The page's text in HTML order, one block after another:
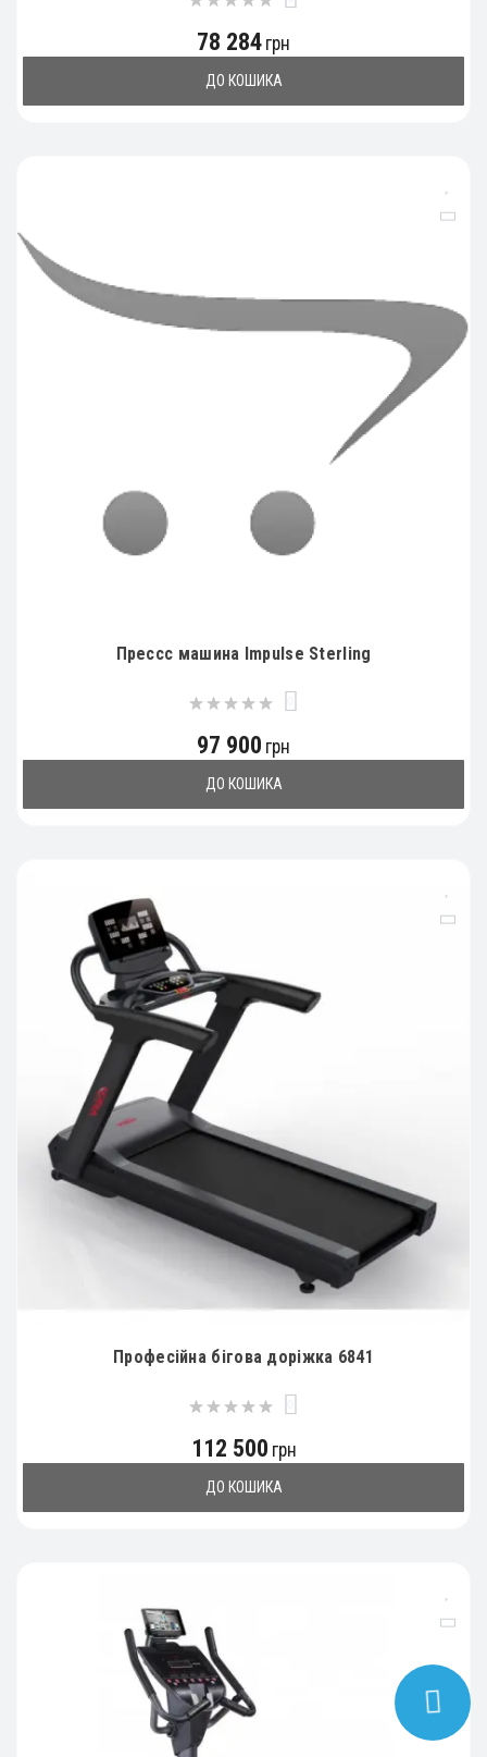
78 284 грн
ДО КОШИКА
Прессс машина Impulse Sterling
97 900 грн
ДО КОШИКА
Професійна бігова доріжка 6841
112 500 грн
ДО КОШИКА